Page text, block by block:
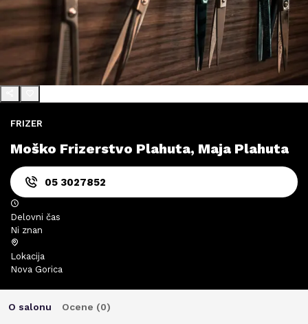
FRIZER
Moško Frizerstvo Plahuta, Maja Plahuta
05 3027852
Delovni čas
Ni znan
Lokacija
Nova Gorica
O salonu Ocene (0)